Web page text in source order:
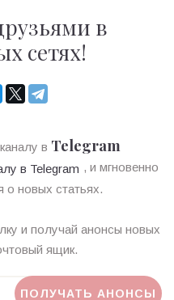
в
сетях!
в Telegram
, и мгновенно
о новых статьях.
и получай анонсы новых
ящик.